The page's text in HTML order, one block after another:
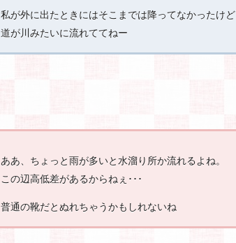
私が外に出たときにはそこまでは降ってなかったけど
道が川みたいに流れててねー
ああ、ちょっと雨が多いと水溜り所か流れるよね。
この辺高低差があるからねぇ･･･
普通の靴だとぬれちゃうかもしれないね